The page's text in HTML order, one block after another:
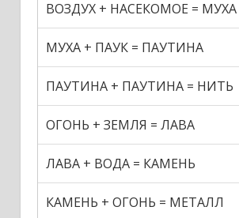
ВОЗДУХ + НАСЕКОМОЕ = МУХА
МУХА + ПАУК = ПАУТИНА
ПАУТИНА + ПАУТИНА = НИТЬ
ОГОНЬ + ЗЕМЛЯ = ЛАВА
ЛАВА + ВОДА = КАМЕНЬ
КАМЕНЬ + ОГОНЬ = МЕТАЛЛ